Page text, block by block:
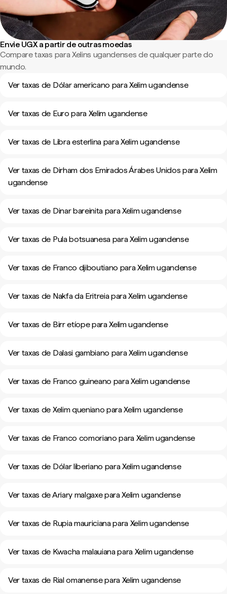
Envie UGX a partir de outras moedas
Compare taxas para Xelins ugandenses de qualquer parte do
mundo.
Ver taxas de Dólar americano para Xelim ugandense
Ver taxas de Euro para Xelim ugandense
Ver taxas de Libra esterlina para Xelim ugandense
Ver taxas de Dirham dos Emirados Árabes Unidos para Xelim
ugandense
Ver taxas de Dinar bareinita para Xelim ugandense
Ver taxas de Pula botsuanesa para Xelim ugandense
Ver taxas de Franco djiboutiano para Xelim ugandense
Ver taxas de Nakfa da Eritreia para Xelim ugandense
Ver taxas de Birr etíope para Xelim ugandense
Ver taxas de Dalasi gambiano para Xelim ugandense
Ver taxas de Franco guineano para Xelim ugandense
Ver taxas de Xelim queniano para Xelim ugandense
Ver taxas de Franco comoriano para Xelim ugandense
Ver taxas de Dólar liberiano para Xelim ugandense
Ver taxas de Ariary malgaxe para Xelim ugandense
Ver taxas de Rupia mauriciana para Xelim ugandense
Ver taxas de Kwacha malauiana para Xelim ugandense
Ver taxas de Rial omanense para Xelim ugandense